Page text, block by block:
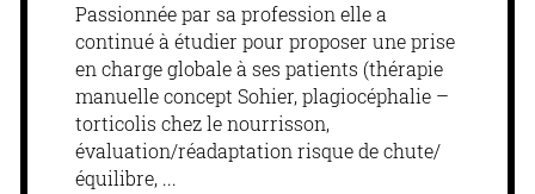
Passionnée par sa profession elle a
continué à étudier pour proposer une prise
en charge globale à ses patients (thérapie
manuelle concept Sohier, plagiocéphalie –
torticolis chez le nourrisson,
évaluation/réadaptation risque de chute/
équilibre,